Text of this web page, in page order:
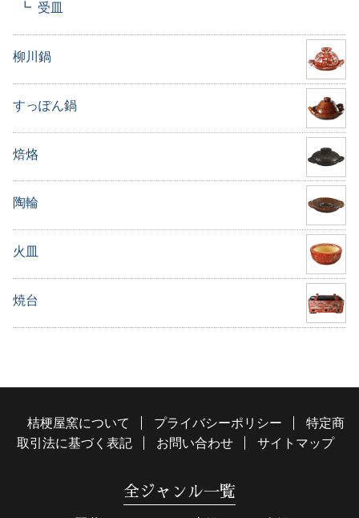
受皿
柳川鍋
すっぽん鍋
焙烙
陶輪
火皿
焼台
桔梗屋窯について プライバシーポリシー
特定商
取引法に基づく表記
お問い合わせ サイトマップ
全ジャンル一覧